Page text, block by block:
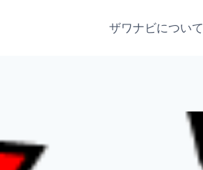
ザワナビについて